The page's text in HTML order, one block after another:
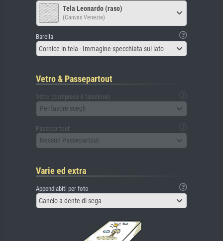
Tela Leonardo (raso)
(Canvas Venezia)
Barella
Cornice in tela - Immagine specchiata sul lato
Vetro & Passepartout
Vetro (compreso il tabellone)
Per favore scegli
Passepartout
Nessun Passepartout
Varie ed extra
Appendiabiti per foto
Gancio a dente di sega